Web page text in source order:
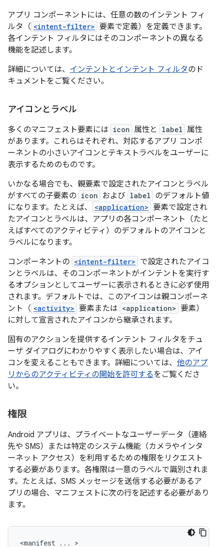
アプリ コンポーネントには、任意の数のインテント フィ
ルタ（ <intent-filter> 要素で定義）を定義できます。
各インテント フィルタにはそのコンポーネントの異なる
機能を記述します。
詳細については、 インテントとインテント フィルタのド
キュメントをご覧ください。
アイコンとラベル
多くのマニフェスト要素には icon 属性と label 属性
があります。これらはそれぞれ、対応するアプリ コンポ
ーネントの小さいアイコンとテキストラベルをユーザーに
表示するためのものです。
いかなる場合でも、親要素で設定されたアイコンとラベル
がすべての子要素の icon および label のデフォルト値
になります。たとえば、
<application> 要素で設定され
たアイコンとラベルは、アプリの各コンポーネント（たと
えばすべてのアクティビティ）のデフォルトのアイコンと
ラベルになります。
コンポーネントの <intent-filter> で設定されたアイコ
ンとラベルは、そのコンポーネントがインテントを実行す
るオプションとしてユーザーに表示されるときに必ず使用
されます。デフォルトでは、このアイコンは親コンポーネ
ント（ <activity> 要素または <application> 要素）
に対して宣言されたアイコンから継承されます。
固有のアクションを提供するインテント フィルタをチュ
ーザ ダイアログにわかりやすく表示したい場合は、アイ
コンを変えることもできます。詳細については、 他のアプ
リからのアクティビティの開始を許可するをご覧くださ
い。
権限
Android アプリは、プライベートなユーザーデータ（連絡
先や SMS）または特定のシステム機能（カメラやインタ
ーネット アクセス）を利用するための権限をリクエスト
する必要があります。各権限は一意のラベルで識別されま
す。たとえば、SMS メッセージを送信する必要があるア
プリの場合、マニフェストに次の行を記述する必要があり
ます。
<manifest ...